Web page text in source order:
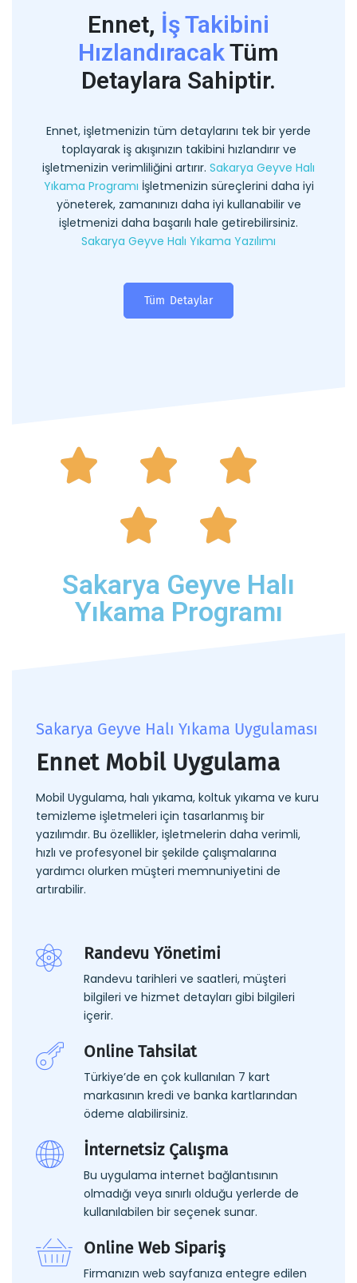
Ennet, İş Takibini
HızlandıracakTüm
Detaylara Sahiptir.
Ennet, işletmenizin tüm detaylarını tek bir yerde
toplayarak iş akışınızın takibini hızlandırır ve
işletmenizin verimliliğini artırır. Sakarya Geyve Halı
Yıkama Programı İşletmenizin süreçlerini daha iyi
yöneterek, zamanınızı daha iyi kullanabilir ve
işletmenizi daha başarılı hale getirebilirsiniz.
Sakarya Geyve Halı Yıkama Yazılımı
Tüm Detaylar
 



Sakarya Geyve Halı
Yıkama Programı
Sakarya Geyve Halı Yıkama Uygulaması
Ennet Mobil Uygulama
Mobil Uygulama, halı yıkama, koltuk yıkama ve kuru
temizleme işletmeleri için tasarlanmış bir
yazılımdır. Bu özellikler, işletmelerin daha verimli,
hızlı ve profesyonel bir şekilde çalışmalarına
yardımcı olurken müşteri memnuniyetini de
artırabilir.
Randevu Yönetimi
Randevu tarihleri ve saatleri, müşteri
bilgileri ve hizmet detayları gibi bilgileri
içerir.
Online Tahsilat
Türkiye’de en çok kullanılan 7 kart
markasının kredi ve banka kartlarından
ödeme alabilirsiniz.
İnternetsiz Çalışma
Bu uygulama internet bağlantısının
olmadığı veya sınırlı olduğu yerlerde de
kullanılabilen bir seçenek sunar.
Online Web Sipariş
Firmanızın web sayfanıza entegre edilen